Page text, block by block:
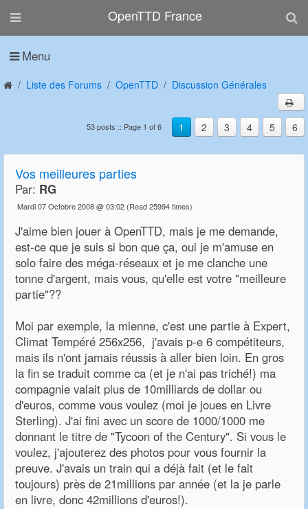
OpenTTD France
Menu
Liste des Forums OpenTTD Discussion Générales
1 2 3 4 5 6
53 posts :: Page 1 of 6
Vos meilleures parties
Par: RG
Mardi 07 Octobre 2008 @ 03:02 (Read 25994 times)
J'aime bien jouer à OpenTTD, mais je me demande,
est-ce que je suis si bon que ça, oui je m'amuse en
solo faire des méga-réseaux et je me clanche une
tonne d'argent, mais vous, qu'elle est votre "meilleure
partie"??
Moi par exemple, la mienne, c'est une partie à Expert,
Climat Tempéré 256x256, j'avais p-e 6 compétiteurs,
mais ils n'ont jamais réussis à aller bien loin. En gros
la fin se traduit comme ca (et je n'ai pas triché!) ma
compagnie valait plus de 10milliards de dollar ou
d'euros, comme vous voulez (moi je joues en Livre
Sterling). J'ai fini avec un score de 1000/1000 me
donnant le titre de "Tycoon of the Century". Si vous le
voulez, j'ajouterez des photos pour vous fournir la
preuve. J'avais un train qui a déjà fait (et le fait
toujours) près de 21millions par année (et la je parle
en livre, donc 42millions d'euros!).